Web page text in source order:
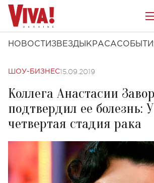
НОВОСТИ ЗВЕЗДЫ КРАСА
ШОУ-БИЗНЕС15.09.2019
Коллега Анастасии
подтвердил ее болезнь:
четвертая стадия рака